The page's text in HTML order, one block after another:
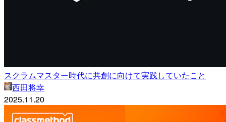
スクラムマスター時代に共創に向けて実践していたこと
西田将幸
2025.11.20